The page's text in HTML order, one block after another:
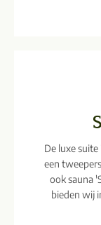
De luxe
een
ook sauna
bieden wij